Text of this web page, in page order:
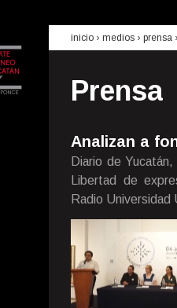
inicio › medios › prensa
Prensa
Analizan a
Diario de
Libertad de
Radio Universidad